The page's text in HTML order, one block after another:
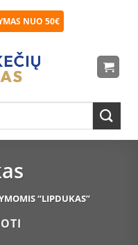
NUO 50€
“LIPDUKAS”